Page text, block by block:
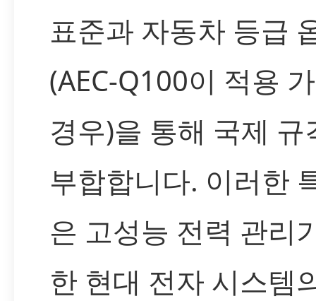
표준과 자동차 등급
(AEC-Q100이 적용
경우)을 통해 국제 규
부합합니다. 이러한
은 고성능 전력 관리
한 현대 전자 시스템